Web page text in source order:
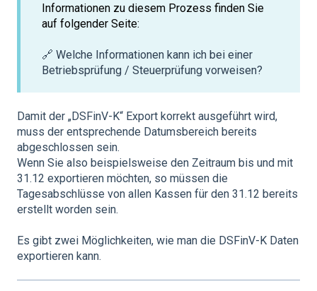
Informationen zu diesem Prozess finden Sie
auf folgender Seite:
🔗 Welche Informationen kann ich bei einer
Betriebsprüfung / Steuerprüfung vorweisen?
Damit der „DSFinV-K“ Export korrekt ausgeführt wird,
muss der entsprechende Datumsbereich bereits
abgeschlossen sein.
Wenn Sie also beispielsweise den Zeitraum bis und mit
31.12 exportieren möchten, so müssen die
Tagesabschlüsse von allen Kassen für den 31.12 bereits
erstellt worden sein.
Es gibt zwei Möglichkeiten, wie man die DSFinV-K Daten
exportieren kann.